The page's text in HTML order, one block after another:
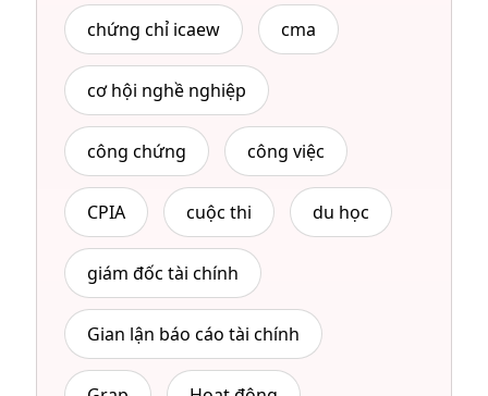
chứng chỉ icaew cma
cơ hội nghề nghiệp
công chứng công việc
CPIA cuộc thi du học
giám đốc tài chính
Gian lận báo cáo tài chính